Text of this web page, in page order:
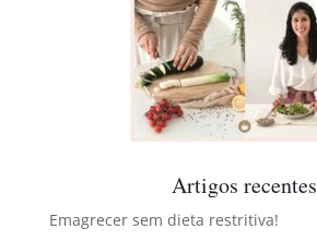
Artigos recentes
Emagrecer sem dieta restritiva!